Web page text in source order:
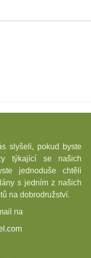
slyšeli, pokud byste
týkající se našich
jednoduše chtěli
s jedním z našich
na dobrodružství.
na